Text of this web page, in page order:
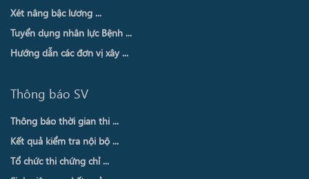
Xét nâng bậc lương ...
Tuyển dụng nhân lực Bệnh ...
Hướng dẫn các đơn vị xây ...
Thông báo SV
Thông báo thời gian thi ...
Kết quả kiểm tra nội bộ ...
Tổ chức thi chứng chỉ ...